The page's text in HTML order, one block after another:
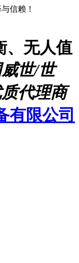
信赖！
、无人值
世/世
代理商